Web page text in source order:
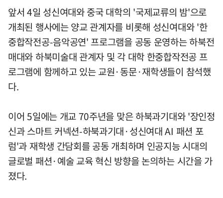
앞서 4일 성신여대와 중국 대학의 '국제교류의 밤'으로
개최된 행사에는 양교 관계자를 비롯해 성신여대와 '한
중합작전공-음악공연' 프로그램을 공동 운영하는 하북전
매대와 하북미술대 관계자 및 각 대학 한중합작전공 프
로그램에 함께하고 있는 교원·동문·재학생들이 참석했
다.
이어 5일에는 개교 70주년을 맞은 하북과기대와 '장인정
신과 스마트 커넥션-하북과기대·성신여대 AI 패션 포
럼'과 재학생 간담회를 공동 개최하며 인공지능 시대의
글로벌 패션·예술 교육 혁신 방향을 논의하는 시간을 가
졌다.